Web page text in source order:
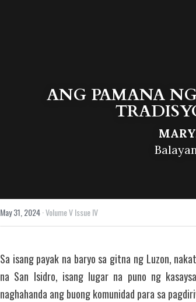
ANG PAMANA
May 31, 2024·Volume V Issue IV
Sa isang payak na baryo sa gitna ng Luzon,
na San Isidro, isang lugar na puno ng
naghahanda ang buong komunidad para sa